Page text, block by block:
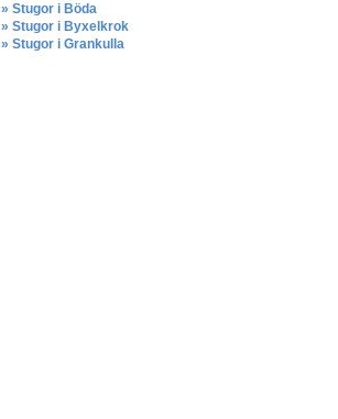
» Stugor i Böda
» Stugor i Byxelkrok
» Stugor i Grankulla